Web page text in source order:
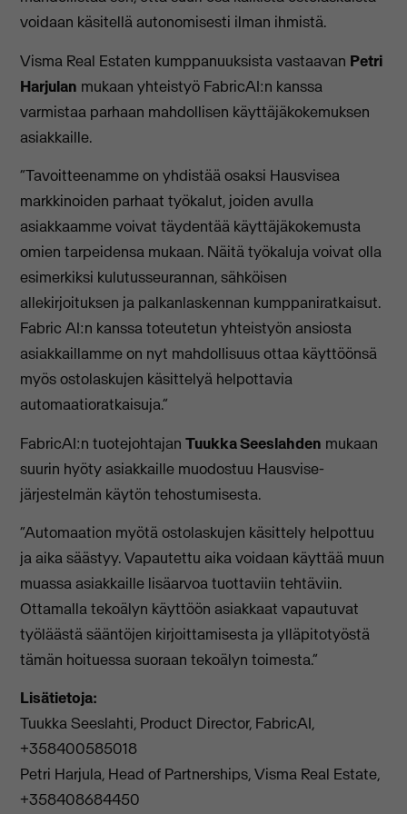
voidaan käsitellä autonomisesti ilman ihmistä.
Visma Real Estaten kumppanuuksista vastaavan Petri
Harjulan mukaan yhteistyö FabricAI:n kanssa
varmistaa parhaan mahdollisen käyttäjäkokemuksen
asiakkaille.
“Tavoitteenamme on yhdistää osaksi Hausvisea
markkinoiden parhaat työkalut, joiden avulla
asiakkaamme voivat täydentää käyttäjäkokemusta
omien tarpeidensa mukaan. Näitä työkaluja voivat olla
esimerkiksi kulutusseurannan, sähköisen
allekirjoituksen ja palkanlaskennan kumppaniratkaisut.
Fabric AI:n kanssa toteutetun yhteistyön ansiosta
asiakkaillamme on nyt mahdollisuus ottaa käyttöönsä
myös ostolaskujen käsittelyä helpottavia
automaatioratkaisuja.”
FabricAI:n tuotejohtajanTuukka Seeslahden mukaan
suurin hyöty asiakkaille muodostuu Hausvise-
järjestelmän käytön tehostumisesta.
“Automaation myötä ostolaskujen käsittely helpottuu
ja aika säästyy. Vapautettu aika voidaan käyttää muun
muassa asiakkaille lisäarvoa tuottaviin tehtäviin.
Ottamalla tekoälyn käyttöön asiakkaat vapautuvat
työläästä sääntöjen kirjoittamisesta ja ylläpitotyöstä
tämän hoituessa suoraan tekoälyn toimesta.”
Lisätietoja:
Tuukka Seeslahti, Product Director, FabricAI,
+358400585018
Petri Harjula, Head of Partnerships, Visma Real Estate,
+358408684450